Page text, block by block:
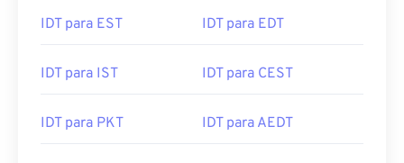
IDT para EST IDT para EDT
IDT para IST IDT para CEST
IDT para PKT IDT para AEDT